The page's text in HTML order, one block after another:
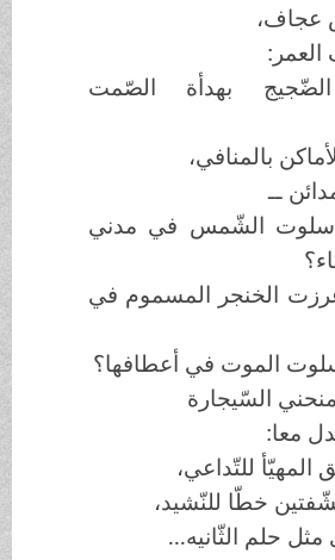
بهدأة الصّمت
بالمنافي،
ــ
الشّمس في مدني
الخنجر المسموم في
الموت في أعطافها؟
السّيجارة
معا:
للتّداعي،
خطّا للنّشيد،
حلم الثّانيه...